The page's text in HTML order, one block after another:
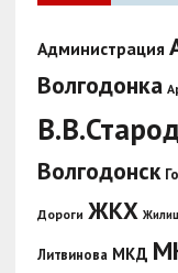
Администрация
Волгодонка
Волгодонск
Дороги ЖКХ
Литвинова МКД